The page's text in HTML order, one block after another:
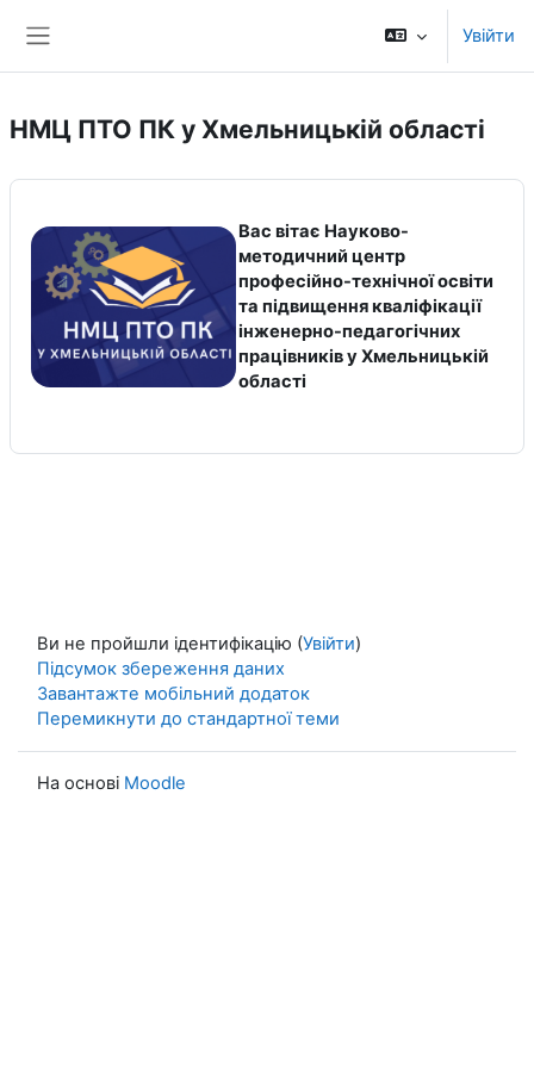
Увійти
НМЦ ПТО ПК у Хмельницькій області
Вас вітає Науково-
методичний центр
професійно-технічної освіти
та підвищення кваліфікації
інженерно-педагогічних
працівників у Хмельницькій
області
Ви не пройшли ідентифікацію (Увійти)
Підсумок збереження даних
Завантажте мобільний додаток
Перемикнути до стандартної теми
На основі Moodle